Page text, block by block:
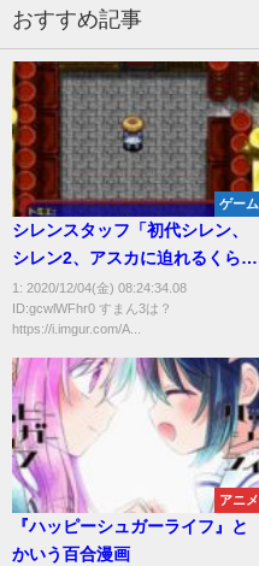
おすすめ記事
ゲーム
シレンスタッフ「初代シレン、
シレン2、アスカに迫れるくらい
の名作を作りたい」
1: 2020/12/04(金) 08:24:34.08
ID:gcwlWFhr0 すまん3は？
https://i.imgur.com/A...
アニメ
『ハッピーシュガーライフ』と
かいう百合漫画